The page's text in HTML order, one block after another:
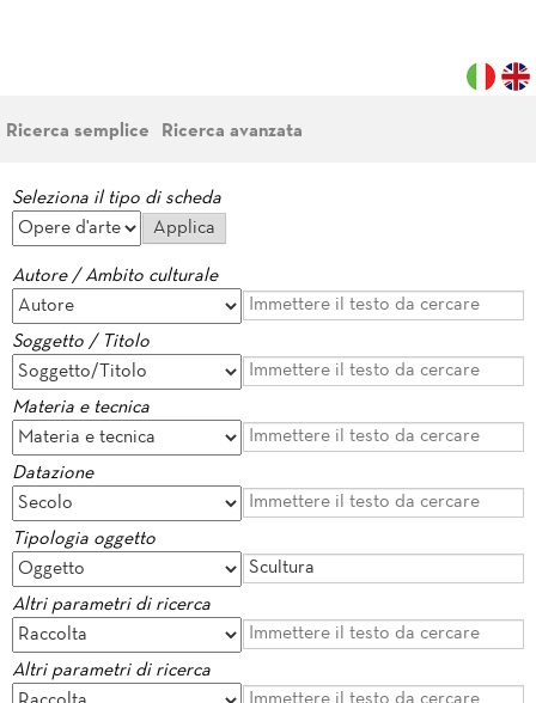
Ricerca semplice Ricerca avanzata
Seleziona il tipo di scheda
Autore / Ambito culturale
Soggetto / Titolo
Materia e tecnica
Datazione
Tipologia oggetto
Altri parametri di ricerca
Altri parametri di ricerca